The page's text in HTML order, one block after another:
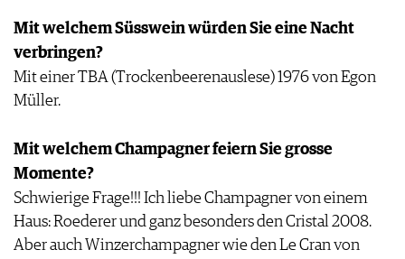
Mit welchem Süsswein würden Sie eine Nacht
verbringen?
Mit einer TBA (Trockenbeerenauslese) 1976 von Egon
Müller.
Mit welchem Champagner feiern Sie grosse
Momente?
Schwierige Frage!!! Ich liebe Champagner von einem
Haus: Roederer und ganz besonders den Cristal 2008.
Aber auch Winzerchampagner wie den Le Cran von